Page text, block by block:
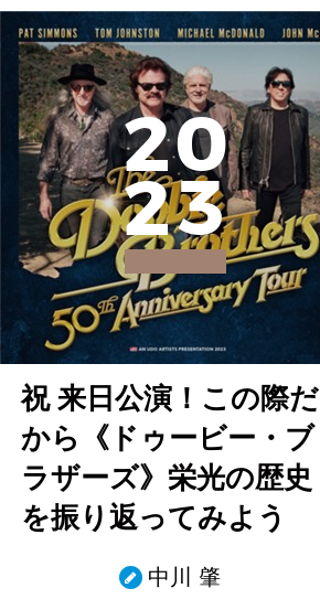
20
23
祝 来日公演！この際だ
から《ドゥービー・ブ
ラザーズ》栄光の歴史
を振り返ってみよう
中川 肇